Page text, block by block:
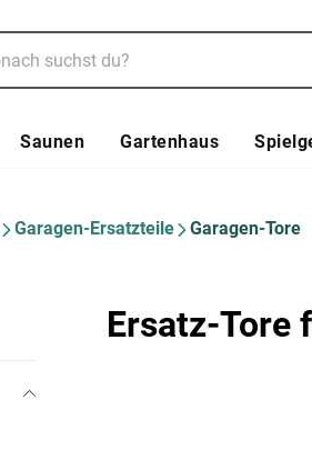
Saunen Gartenhaus
Garagen-Ersatzteile Garagen-Tore
Ersatz-Tore